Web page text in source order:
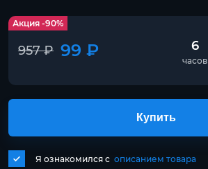
Акция -90%
957 ₽ 99 ₽ 6
часов
Я ознакомился с описанием товара
Купить